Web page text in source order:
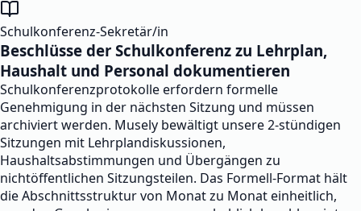
Schulkonferenz-Sekretär/in
Beschlüsse der Schulkonferenz zu Lehrplan,
Haushalt und Personal dokumentieren
Schulkonferenzprotokolle erfordern formelle
Genehmigung in der nächsten Sitzung und müssen
archiviert werden. Musely bewältigt unsere 2-stündigen
Sitzungen mit Lehrplandiskussionen,
Haushaltsabstimmungen und Übergängen zu
nichtöffentlichen Sitzungsteilen. Das Formell-Format hält
die Abschnittsstruktur von Monat zu Monat einheitlich,